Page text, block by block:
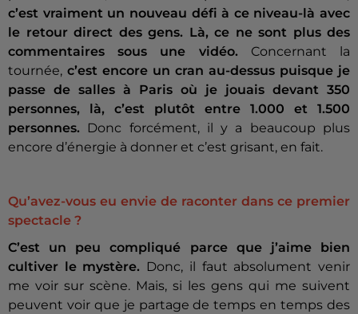
c’est vraiment un nouveau défi à ce niveau-là avec
le retour direct des gens. Là, ce ne sont plus des
commentaires sous une vidéo. Concernant la
tournée, c’est encore un cran au-dessus puisque je
passe de salles à Paris où je jouais devant 350
personnes, là, c’est plutôt entre 1.000 et 1.500
personnes. Donc forcément, il y a beaucoup plus
encore d’énergie à donner et c’est grisant, en fait.
Qu’avez-vous eu envie de raconter dans ce premier
spectacle ?
C’est un peu compliqué parce que j’aime bien
cultiver le mystère. Donc, il faut absolument venir
me voir sur scène. Mais, si les gens qui me suivent
peuvent voir que je partage de temps en temps des